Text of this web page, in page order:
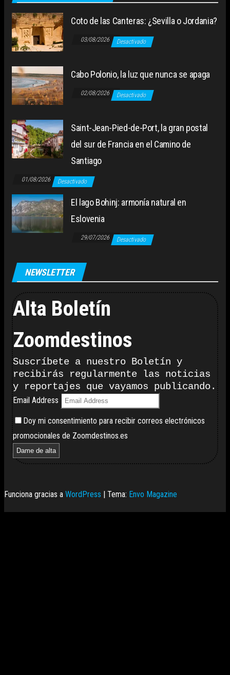
Coto de las Canteras: ¿Sevilla o Jordania?
03/08/2026 Desactivado
Cabo Polonio, la luz que nunca se apaga
02/08/2026 Desactivado
Saint-Jean-Pied-de-Port, la gran postal
del sur de Francia en el Camino de
Santiago
01/08/2026 Desactivado
El lago Bohinj: armonía natural en
Eslovenia
29/07/2026 Desactivado
NEWSLETTER
Alta Boletín
Zoomdestinos
Suscríbete a nuestro Boletín y
recibirás regularmente las noticias
y reportajes que vayamos publicando.
Email Address
Doy mi consentimiento para recibir correos electrónicos
promocionales de Zoomdestinos.es
Funciona gracias a WordPress Tema: Envo Magazine